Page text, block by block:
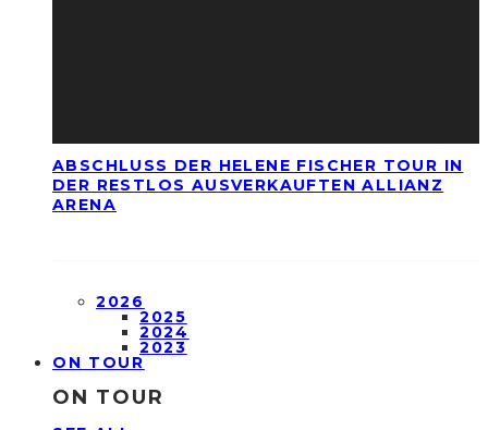
ABSCHLUSS DER HELENE FISCHER TOUR IN
DER RESTLOS AUSVERKAUFTEN ALLIANZ
ARENA
2026
2025
2024
2023
ON TOUR
ON TOUR